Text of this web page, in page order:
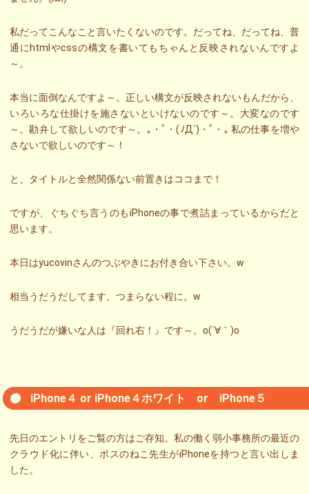
私だってこんなこと言いたくないのです。だってね、だってね、普
通にhtmlやcssの構文を書いてもちゃんと反映されないんですよ
～。
本当に面倒なんですよ～。正しい構文が反映されないもんだから、
いろいろな仕掛けを施さないといけないのです～。大変なのです
～。勘弁して欲しいのです～。｡・ﾟ・(ﾉД`)・ﾟ・｡ 私の仕事を増や
さないで欲しいのです～！
と、タイトルと全然関係ない前置きはココまで！
ですが、ぐちぐち言うのもiPhoneの事で煮詰まっているからだと
思います。
本日はyucovinさんのつぶやきにお付き合い下さい。w
相当うだうだしてます。つまらない程に。w
うだうだが嫌いな人は『回れ右！』です～。o(´∀｀)o
iPhone４ or iPhone４ホワイト or iPhone５
先日のエントリをご覧の方はご存知。私の働く弱小事務所の最近の
クラウド化に伴い、ボスのねこ先生がiPhoneを持つと言い出しま
した。